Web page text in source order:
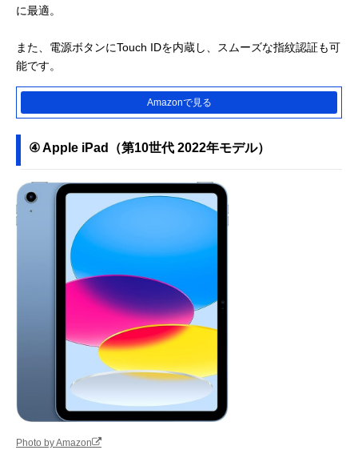
に最適。
また、電源ボタンにTouch IDを内蔵し、スムーズな指紋認証も可
能です。
Amazonで見る
④ Apple iPad（第10世代 2022年モデル）
Photo by Amazon